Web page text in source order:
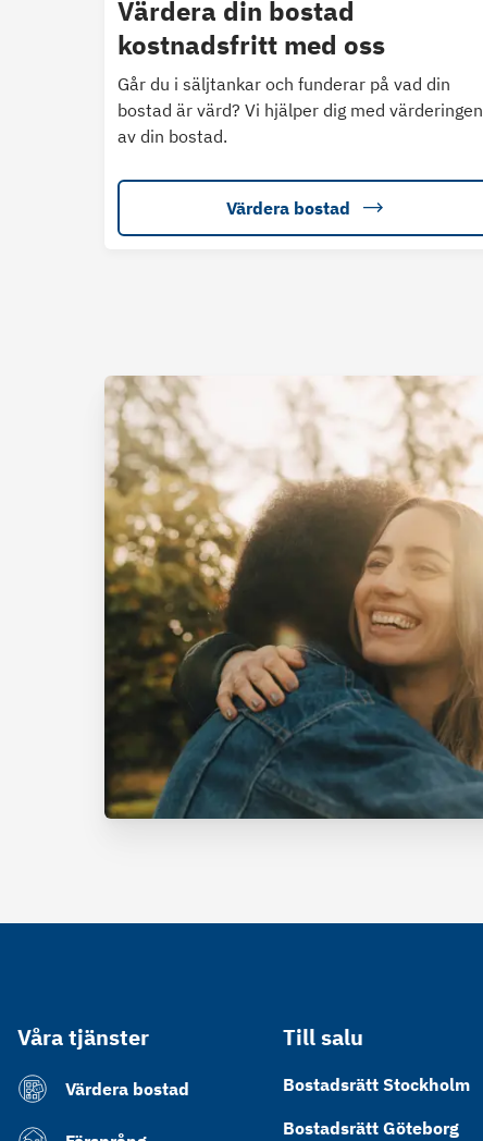
Värdera din bostad
kostnadsfritt med oss
Går du i säljtankar och funderar på vad din
bostad är värd? Vi hjälper dig med värderingen
av din bostad.
Värdera bostad
Våra tjänster
Värdera bostad
Till salu
Bostadsrätt Stockholm
Bostadsrätt Göteborg